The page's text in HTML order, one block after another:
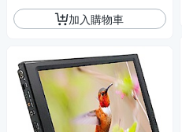
加入購物車